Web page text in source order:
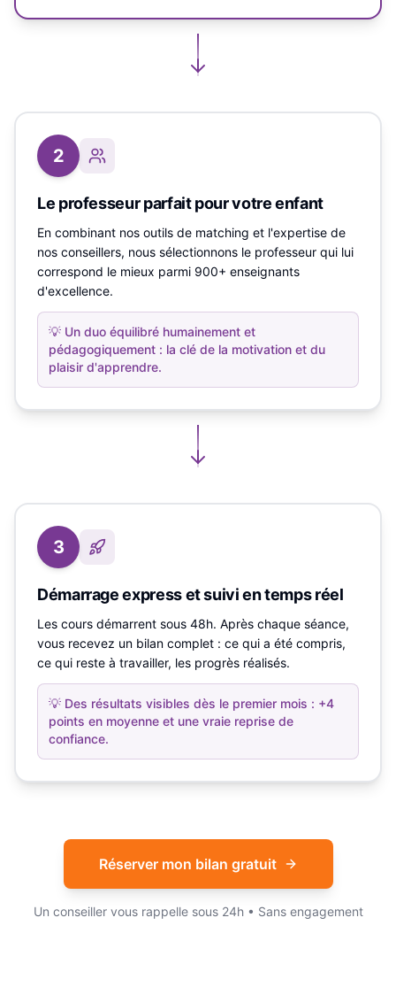
2
Le professeur parfait pour votre enfant
En combinant nos outils de matching et l'expertise de
nos conseillers, nous sélectionnons le professeur qui lui
correspond le mieux parmi 900+ enseignants
d'excellence.
💡 Un duo équilibré humainement et
pédagogiquement : la clé de la motivation et du
plaisir d'apprendre.
3
Démarrage express et suivi en temps réel
Les cours démarrent sous 48h. Après chaque séance,
vous recevez un bilan complet : ce qui a été compris,
ce qui reste à travailler, les progrès réalisés.
💡 Des résultats visibles dès le premier mois : +4
points en moyenne et une vraie reprise de
confiance.
Réserver mon bilan gratuit
Un conseiller vous rappelle sous 24h • Sans engagement